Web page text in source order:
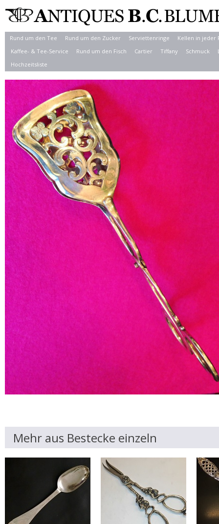
Rund um den Tee Rund um den Zucker Serviettenringe
Kellen in jeder
Kaffee- & Tee-Service
Rund um den Fisch Cartier Tiffany Schmuck
Hochzeitsliste
Mehr aus Bestecke einzeln